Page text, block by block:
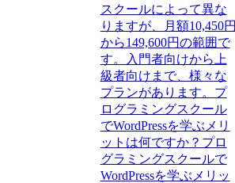
スクールによって異な
りますが、月額10,450円
から149,600円の範囲で
す。入門者向けから上
級者向けまで、様々な
プランがあります。プ
ログラミングスクール
でWordPressを学ぶメリ
ットは何ですか？プロ
グラミングスクールで
WordPressを学ぶメリッ